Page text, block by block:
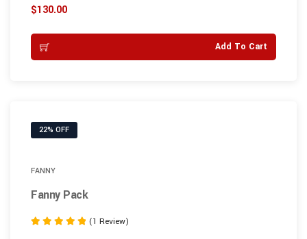
5.00
sur 5
$130.00
Add To Cart
22% OFF
FANNY
Fanny Pack
(1 Review)